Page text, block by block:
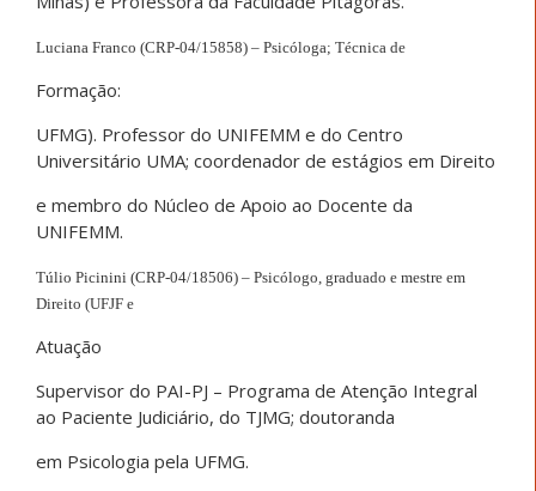
Luciana Franco (CRP-04/15858) – Psicóloga; Técnica de
Formação:
UFMG). Professor do UNIFEMM e do Centro
Universitário UMA; coordenador de estágios em Direito
e membro do Núcleo de Apoio ao Docente da
UNIFEMM.
Túlio Picinini (CRP-04/18506) – Psicólogo, graduado e mestre em
Direito (UFJF e
Atuação
Supervisor do PAI-PJ – Programa de Atenção Integral
ao Paciente Judiciário, do TJMG; doutoranda
em Psicologia pela UFMG.